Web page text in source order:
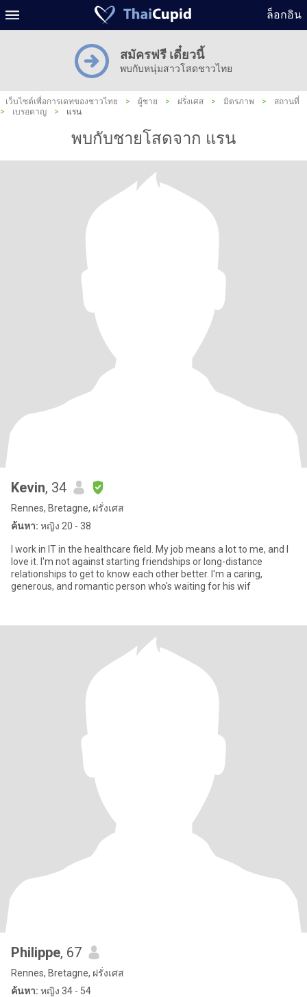
ล็อกอิน
สมัครฟรี เดี๋ยวนี้
พบกับหนุ่มสาวโสดชาวไทย
เว็บไซต์เพื่อการเดทของชาวไทย > ผู้ชาย > ฝรั่งเศส > มิตรภาพ >
สถานที่
>
เบรอตาญ > แรน
พบกับชายโสดจาก แรน
Kevin, 34
Rennes, Bretagne, ฝรั่งเศส
ค้นหา: หญิง 20 - 38
I work in IT in the healthcare field. My job means a lot to me, and I
love it. I'm not against starting friendships or long-distance
relationships to get to know each other better. I'm a caring,
generous, and romantic person who's waiting for his wif
Philippe, 67
Rennes, Bretagne, ฝรั่งเศส
ค้นหา: หญิง 34 - 54